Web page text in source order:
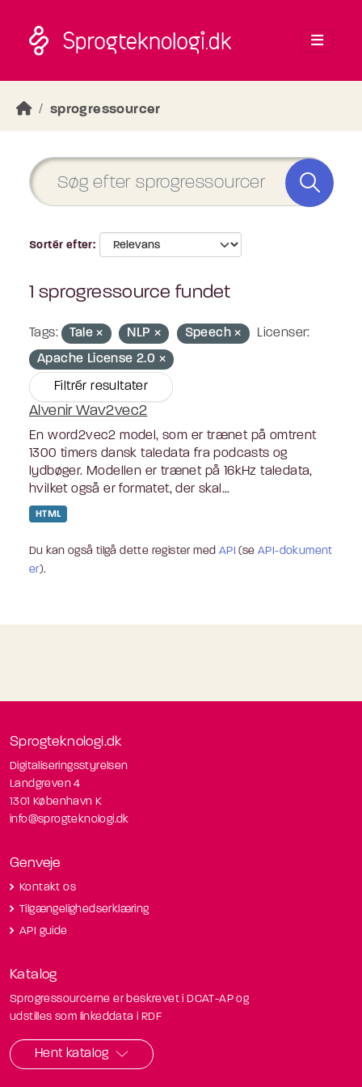
sprogressourcer
Sortér efter
1 sprogressource fundet
Tags: Tale NLP Speech
Licenser:
Apache License 2.0
Filtrér resultater
Alvenir Wav2vec2
En word2vec2 model, som er trænet på omtrent
1300 timers dansk taledata fra podcasts og
lydbøger. Modellen er trænet på 16kHz taledata,
hvilket også er formatet, der skal...
HTML
Du kan også tilgå dette register med API (seAPI-dokument
er).
Sprogteknologi.dk
Digitaliseringsstyrelsen
Landgreven 4
1301 København K
info@sprogteknologi.dk
Genveje
Kontakt os
Tilgængelighedserklæring
API guide
Katalog
Sprogressourcerne er beskrevet i DCAT-AP og
udstilles som linkeddata i RDF
Hent katalog